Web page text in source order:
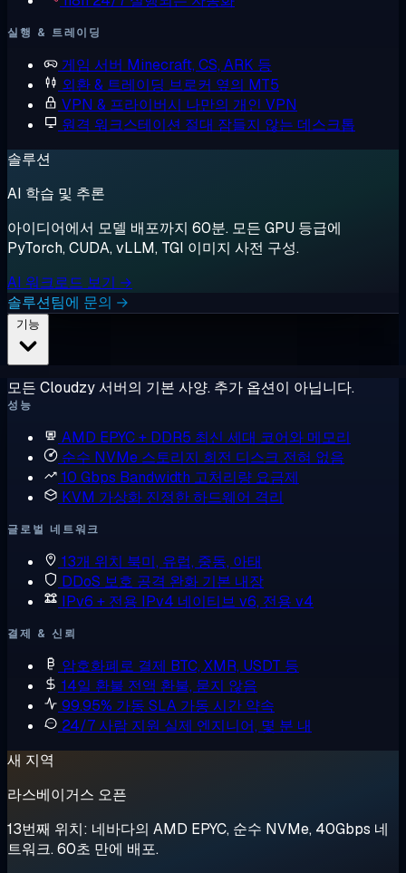
실행 & 트레이딩
게임 서버 Minecraft, CS, ARK 등
외환 & 트레이딩 브로커 옆의 MT5
VPN & 프라이버시 나만의 개인 VPN
원격 워크스테이션 절대 잠들지 않는 데스크톱
솔루션
AI 학습 및 추론
아이디어에서 모델 배포까지 60분. 모든 GPU 등급에
PyTorch, CUDA, vLLM, TGI 이미지 사전 구성.
AI 워크로드 보기 →
솔루션팀에 문의 →
모든 Cloudzy 서버의 기본 사양. 추가 옵션이 아닙니다.
성능
AMD EPYC + DDR5 최신 세대 코어와 메모리
순수 NVMe 스토리지 회전 디스크 전혀 없음
10 Gbps Bandwidth 고처리량 요금제
KVM 가상화 진정한 하드웨어 격리
글로벌 네트워크
13개 위치 북미, 유럽, 중동, 아태
DDoS 보호 공격 완화 기본 내장
IPv6 + 전용 IPv4 네이티브 v6, 전용 v4
결제 & 신뢰
암호화폐로 결제 BTC, XMR, USDT 등
14일 환불 전액 환불, 묻지 않음
99.95% 가동 SLA 가동 시간 약속
24/7 사람 지원 실제 엔지니어, 몇 분 내
새 지역
라스베이거스 오픈
13번째 위치: 네바다의 AMD EPYC, 순수 NVMe, 40Gbps 네
트워크. 60초 만에 배포.